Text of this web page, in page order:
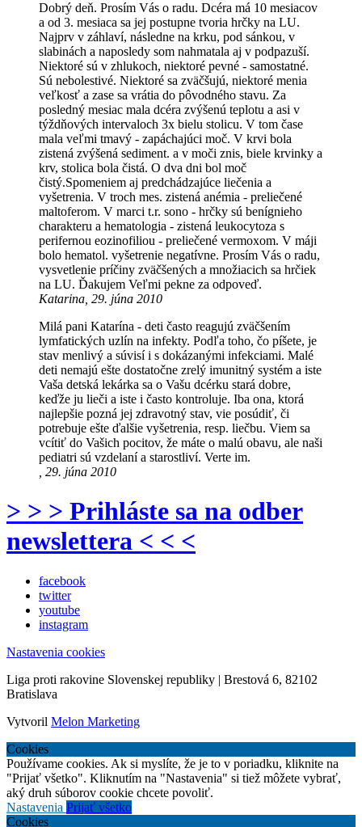
Dobrý deň. Prosím Vás o radu. Dcéra má 10 mesiacov
a od 3. mesiaca sa jej postupne tvoria hrčky na LU.
Najprv v záhlaví, následne na krku, pod sánkou, v
slabinách a naposledy som nahmatala aj v podpazuší.
Niektoré sú v zhlukoch, niektoré pevné - samostatné.
Sú nebolestivé. Niektoré sa zväčšujú, niektoré menia
veľkosť a zase sa vrátia do pôvodného stavu. Za
posledný mesiac mala dcéra zvýšenú teplotu a asi v
týždňových intervaloch 3x bielu stolicu. V tom čase
mala veľmi tmavý - zapáchajúci moč. V krvi bola
zistená zvýšená sediment. a v moči znis, biele krvinky a
krv, stolica bola čistá. O dva dni bol moč
čistý.Spomeniem aj predchádzajúce liečenia a
vyšetrenia. V troch mes. zistená anémia - preliečené
maltoferom. V marci t.r. sono - hrčky sú benígnieho
charakteru a hematologia - zistená leukocytoza s
perifernou eozinofiliou - preliečené vermoxom. V máji
bolo hematol. vyšetrenie negatívne. Prosím Vás o radu,
vysvetlenie príčiny zväčšených a množiacich sa hrčiek
na LU. Ďakujem Veľmi pekne za odpoveď.
Katarina, 29. júna 2010
Milá pani Katarína - deti často reagujú zväčšením
lymfatických uzlín na infekty. Podľa toho, čo píšete, je
stav menlivý a súvisí i s dokázanými infekciami. Malé
deti nemajú ešte dostatočne zrelý imunitný systém a iste
Vaša detská lekárka sa o Vašu dcérku stará dobre,
keďže ju lieči a iste i často kontroluje. Iba ona, ktorá
najlepšie pozná jej zdravotný stav, vie posúdiť, či
potrebuje ešte ďalšie vyšetrenia, resp. liečbu. Viem sa
vcítiť do Vašich pocitov, že máte o malú obavu, ale naši
pediatri sú vzdelaní a starostliví. Verte im.
, 29. júna 2010
> > > Prihláste sa na odber
newslettera < < <
facebook
twitter
youtube
instagram
Nastavenia cookies
Liga proti rakovine Slovenskej republiky | Brestová 6, 82102
Bratislava
Vytvoril Melon Marketing
Cookies
Používame cookies. Ak si myslíte, že je to v poriadku, kliknite na
"Prijať všetko". Kliknutím na "Nastavenia" si tiež môžete vybrať,
aký druh súborov cookie chcete povoliť.
Nastavenia Prijať všetko
Cookies